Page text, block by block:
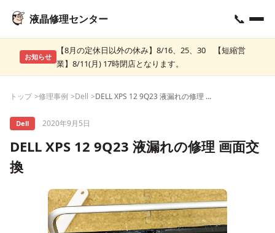
液晶修理センター 📞
お知らせ
【8月の定休日以外の休み】8/16、25、30 【短縮営
業】8/11(月) 17時閉店となります。
トップ 修理事例 Dell DELL XPS 12 9Q23 液漏れの修理 画面交換
Dell 2020年9月5日
DELL XPS 12 9Q23 液漏れの修理 画面交
換